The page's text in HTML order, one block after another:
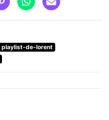
playlist-de-lorent